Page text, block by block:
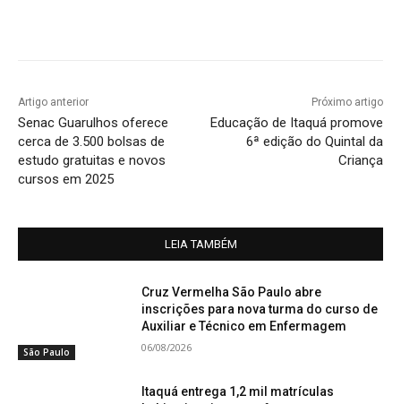
Artigo anterior
Senac Guarulhos oferece
cerca de 3.500 bolsas de
estudo gratuitas e novos
cursos em 2025
Próximo artigo
Educação de Itaquá promove
6ª edição do Quintal da
Criança
LEIA TAMBÉM
São Paulo
Cruz Vermelha São Paulo abre
inscrições para nova turma do curso de
Auxiliar e Técnico em Enfermagem
06/08/2026
Itaquá entrega 1,2 mil matrículas